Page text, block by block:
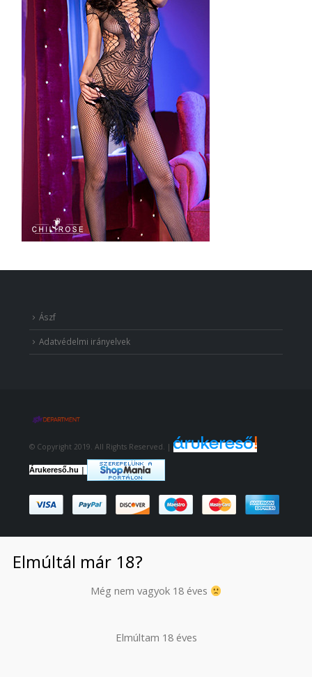
Ászf
Adatvédelmi irányelvek
© Copyright 2019. All Rights Reserved. |
Árukereső.hu |
Elmúltál már 18?
Még nem vagyok 18 éves
Elmúltam 18 éves